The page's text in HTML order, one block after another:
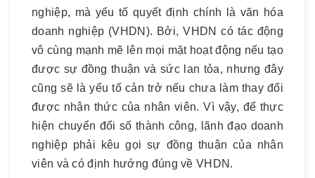
nghiệp, mà yếu tố quyết định chính là văn hóa
doanh nghiệp (VHDN). Bởi, VHDN có tác động
vô cùng mạnh mẽ lên mọi mặt hoạt động nếu tạo
được sự đồng thuận và sức lan tỏa, nhưng đây
cũng sẽ là yếu tố cản trở nếu chưa làm thay đổi
được nhận thức của nhân viên. Vì vậy, để thực
hiện chuyển đổi số thành công, lãnh đạo doanh
nghiệp phải kêu gọi sự đồng thuận của nhân
viên và có định hướng đúng về VHDN.